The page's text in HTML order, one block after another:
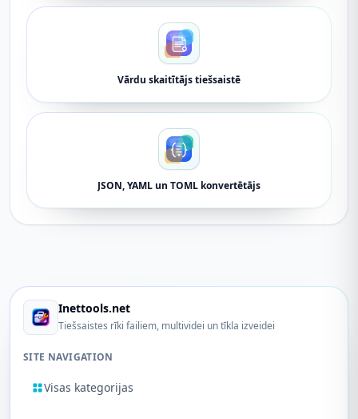
Vārdu skaitītājs tiešsaistē
JSON, YAML un TOML konvertētājs
Inettools.net
Tiešsaistes rīki failiem, multividei un tīkla izveidei
SITE NAVIGATION
Visas kategorijas